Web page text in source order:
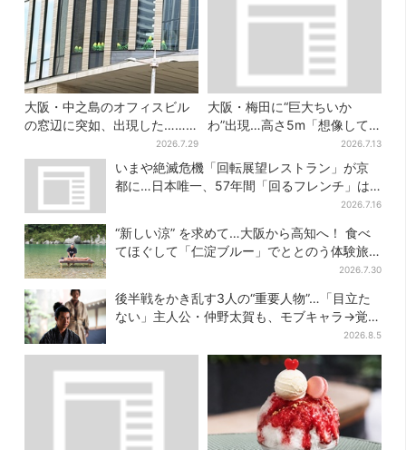
大阪・中之島のオフィスビル
の窓辺に突如、出現した……
巨大インコ「何かいる」「朝
からビビった」、その正体と
は？
2026.7.29
大阪・梅田に“巨大ちいか
わ”出現…高さ5m「想像して
たより結構デカい」「ちい
さ…くはない」
2026.7.13
いまや絶滅危機「回転展望レストラン」が京
都に…日本唯一、57年間「回るフレンチ」は
2026.7.16
“新しい涼” を求めて…大阪から高知へ！ 食べ
てほぐして「仁淀ブルー」でととのう体験旅
2026.7.30
後半戦をかき乱す3人の“重要人物”…「目立た
ない」主人公・仲野太賀も、モブキャラ→覚醒
2026.8.5